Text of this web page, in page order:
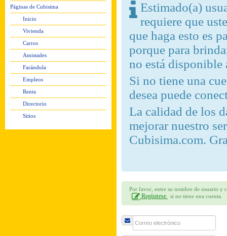
Páginas de Cubisima
Inicio
Vivienda
Carros
Amistades
Farándula
Empleos
Renta
Directorio
Sitios
Estimado(a)
requiere que
que haga esto es
porque para
no está disponible
Si no tiene una
desea puede
La calidad de los
mejorar nuestro
Cubisima.com.
Por favor, entre su nombre de usuario y
Regístrese si no tiene una cuenta.